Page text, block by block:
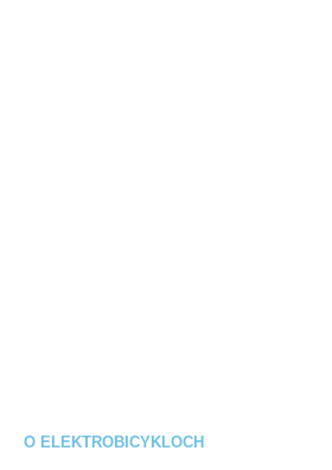
O ELEKTROBICYKLOCH